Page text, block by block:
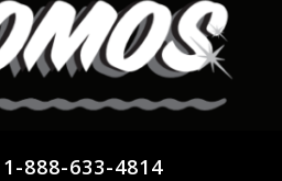
1-888-633-4814